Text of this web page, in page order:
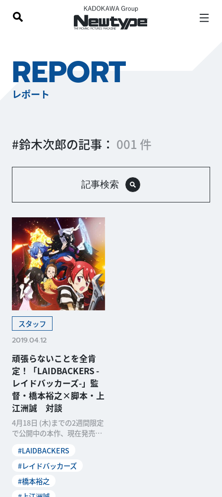
REPORT
レポート
#鈴木次郎の記事： 001 件
記事検索
スタッフ
2019.04.12
頑張らないことを全肯
定！「LAIDBACKERS -
レイドバッカーズ-」監
督・橋本裕之×脚本・上
江洲誠 対談
4月18日 (木)までの2週間限定
で公開中の本作、現在発売中
号」でも描き下ろ
#LAIDBACKERS
#レイドバッカーズ
#橋本裕之